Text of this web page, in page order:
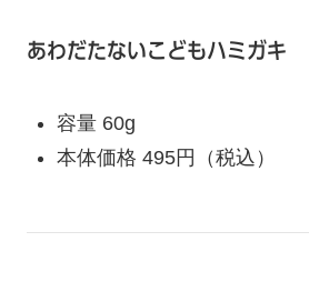
あわだたないこどもハミガキ
容量 60g
本体価格 495円（税込）